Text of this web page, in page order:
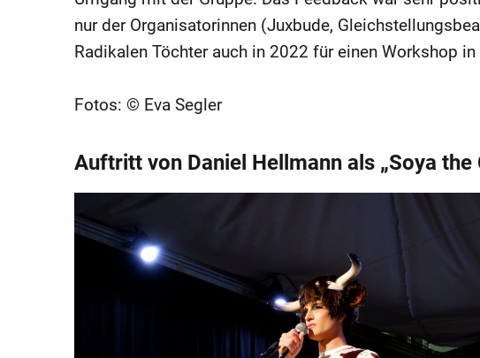
nur der Organisatorinnen (Juxbude,
Radikalen Töchter auch in 2022 für einen Workshop
Fotos: © Eva Segler
Auftritt von Daniel Hellmann als „Soya the